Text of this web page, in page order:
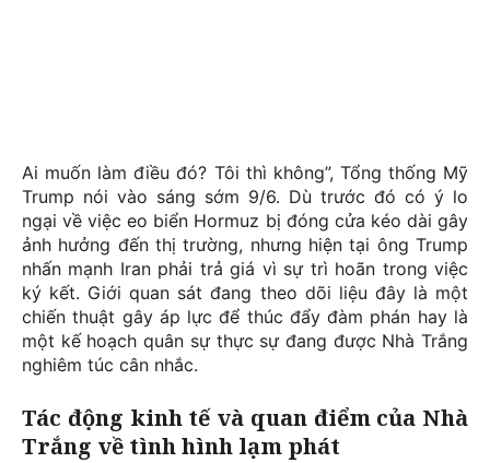
Ai muốn làm điều đó? Tôi thì không”, Tổng thống Mỹ
Trump nói vào sáng sớm 9/6. Dù trước đó có ý lo
ngại về việc eo biển Hormuz bị đóng cửa kéo dài gây
ảnh hưởng đến thị trường, nhưng hiện tại ông Trump
nhấn mạnh Iran phải trả giá vì sự trì hoãn trong việc
ký kết. Giới quan sát đang theo dõi liệu đây là một
chiến thuật gây áp lực để thúc đẩy đàm phán hay là
một kế hoạch quân sự thực sự đang được Nhà Trắng
nghiêm túc cân nhắc.
Tác động kinh tế và quan điểm của Nhà
Trắng về tình hình lạm phát